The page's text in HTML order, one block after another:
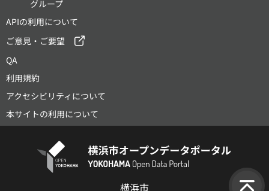
グループ
APIの利用について
ご意見・ご要望
QA
利用規約
アクセシビリティについて
本サイトの利用について
横浜市